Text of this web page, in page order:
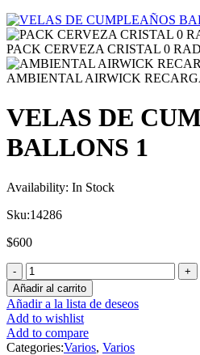
PACK CERVEZA CRISTAL 0
AMBIENTAL AIRWICK
VELAS DE
BALLONS 1
Availability: In Stock
Sku:14286
$600
Añadir al carrito
Añadir a la lista de deseos
Add to wishlist
Add to compare
Categories:Varios, Varios